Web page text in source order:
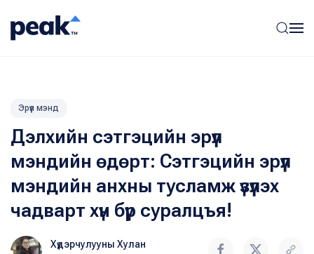
Эрүүл мэнд
Дэлхийн сэтгэцийн эрүүл
мэндийн өдөрт: Сэтгэцийн эрүүл
мэндийн анхны тусламж үзүүлэх
чадварт хүн бүр суралцъя!
Хүдэрчулууны Хулан